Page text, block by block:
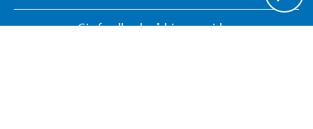
Giv feedback på hjemmesiden